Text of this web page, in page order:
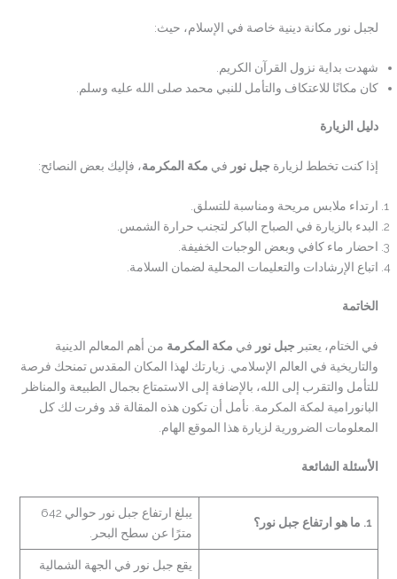
لجبل نور مكانة دينية خاصة في الإسلام، حيث:
شهدت بداية نزول القرآن الكريم.
كان مكانًا للاعتكاف والتأمل للنبي محمد صلى الله عليه وسلم.
دليل الزيارة
إذا كنت تخطط لزيارة جبل نور في مكة المكرمة، فإليك بعض النصائح:
ارتداء ملابس مريحة ومناسبة للتسلق.
البدء بالزيارة في الصباح الباكر لتجنب حرارة الشمس.
احضار ماء كافي وبعض الوجبات الخفيفة.
اتباع الإرشادات والتعليمات المحلية لضمان السلامة.
الخاتمة
في الختام، يعتبر جبل نور في مكة المكرمة من أهم المعالم الدينية
والتاريخية في العالم الإسلامي. زيارتك لهذا المكان المقدس تمنحك فرصة
للتأمل والتقرب إلى الله، بالإضافة إلى الاستمتاع بجمال الطبيعة والمناظر
البانورامية لمكة المكرمة. نأمل أن تكون هذه المقالة قد وفرت لك كل
المعلومات الضرورية لزيارة هذا الموقع الهام.
الأسئلة الشائعة
1. ما هو ارتفاع جبل نور؟
يبلغ ارتفاع جبل نور حوالي 642
مترًا عن سطح البحر.
يقع جبل نور في الجهة الشمالية